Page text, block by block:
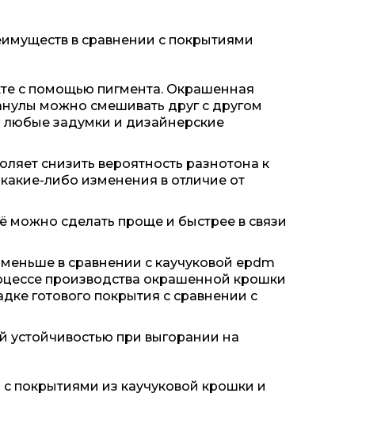
в сравнении с покрытиями
с помощью пигмента. Окрашенная
можно смешивать друг с другом
любые задумки и дизайнерские
снизить вероятность разнотона к
либо изменения в отличие от
можно сделать проще и быстрее в связи
в сравнении с каучуковой epdm
производства окрашенной крошки
готового покрытия с сравнении с
устойчивостью при выгорании на
покрытиями из каучуковой крошки и